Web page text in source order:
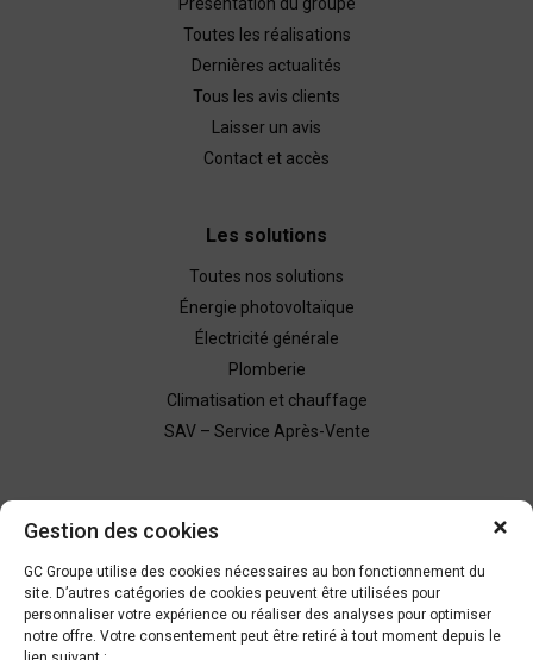
Gestion des cookies
GC Groupe utilise des cookies nécessaires au bon fonctionnement du
site. D’autres catégories de cookies peuvent être utilisées pour
personnaliser votre expérience ou réaliser des analyses pour optimiser
notre offre. Votre consentement peut être retiré à tout moment depuis le
Présentation du groupe
Toutes les réalisations
Dernières actualités
Tous les avis clients
Laisser un avis
Contact et accès
Les solutions
Toutes nos solutions
Énergie photovoltaïque
Électricité générale
Plomberie
Climatisation et chauffage
SAV – Service Après-Vente
Demande de devis
Être rappelé